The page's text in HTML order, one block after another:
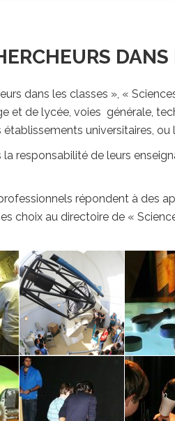
dans les classes », «
et de lycée, voies générale,
universitaires, ou
responsabilité de leurs
répondent à des
choix au directoire de «